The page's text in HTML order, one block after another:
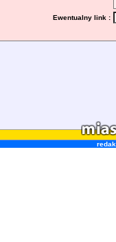
Ewentualny link :